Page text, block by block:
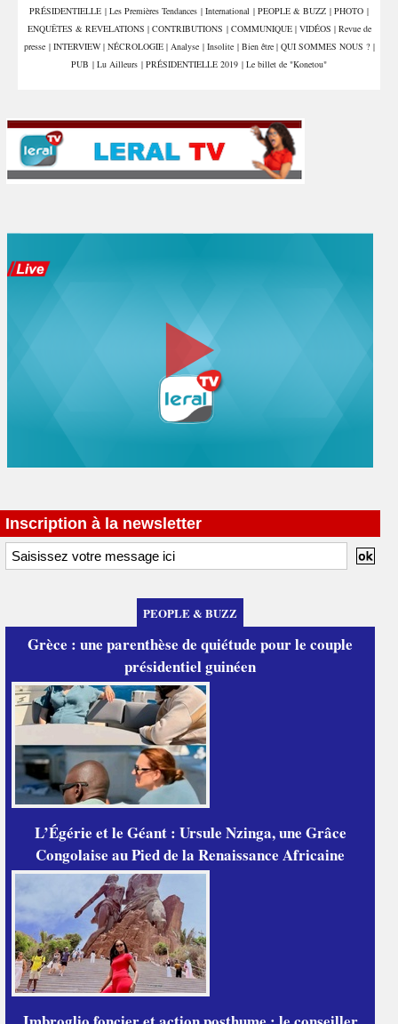
PRÉSIDENTIELLE | Les Premières Tendances | International | PEOPLE & BUZZ | PHOTO |
ENQUÊTES & REVELATIONS | CONTRIBUTIONS | COMMUNIQUE | VIDÉOS | Revue de
presse | INTERVIEW | NÉCROLOGIE | Analyse | Insolite | Bien être | QUI SOMMES NOUS ? |
PUB | Lu Ailleurs | PRÉSIDENTIELLE 2019 | Le billet de "Konetou"
Inscription à la newsletter
PEOPLE & BUZZ
Grèce : une parenthèse de quiétude pour le couple
présidentiel guinéen
L’Égérie et le Géant : Ursule Nzinga, une Grâce
Congolaise au Pied de la Renaissance Africaine